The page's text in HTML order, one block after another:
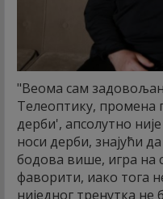
"Веома сам
Телеоптику, промена
дерби', апсолутно
носи дерби, знајући
бодова више, игра на
фаворити, иако тога
ниједног тренутка